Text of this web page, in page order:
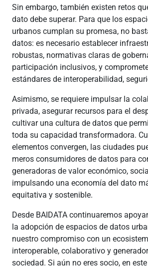
Sin embargo, también existen retos
dato debe superar. Para que los
urbanos cumplan su promesa, no
datos: es necesario establecer
robustas, normativas claras de
participación inclusivos, y
estándares de interoperabilidad,
Asimismo, se requiere impulsar la
privada, asegurar recursos para el
cultivar una cultura de datos que
toda su capacidad transformadora.
elementos convergen, las ciudades
meros consumidores de datos para
generadoras de valor económico,
impulsando una economía del dato
equitativa y sostenible.
Desde BAIDATA continuaremos
la adopción de espacios de datos
nuestro compromiso con un
interoperable, colaborativo y
sociedad. Si aún no eres socio, en